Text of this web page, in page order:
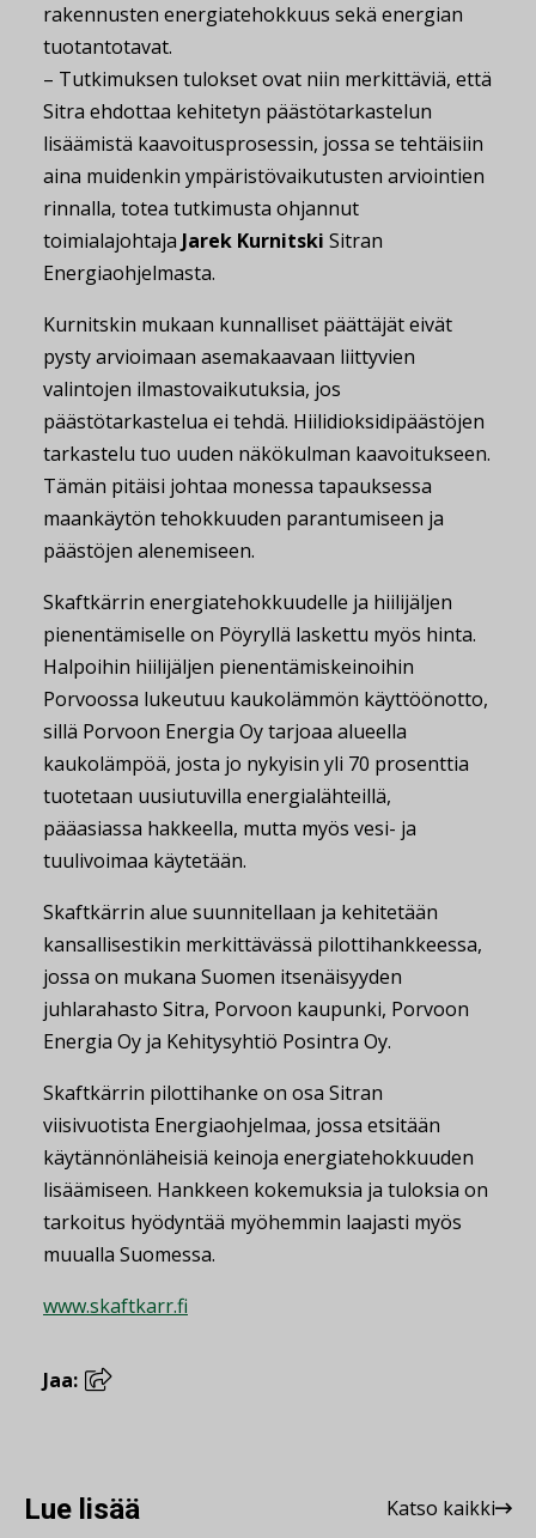
rakennusten energiatehokkuus sekä energian
tuotantotavat.
– Tutkimuksen tulokset ovat niin merkittäviä, että
Sitra ehdottaa kehitetyn päästötarkastelun
lisäämistä kaavoitusprosessin, jossa se tehtäisiin
aina muidenkin ympäristövaikutusten arviointien
rinnalla, totea tutkimusta ohjannut
toimialajohtaja Jarek Kurnitski Sitran
Energiaohjelmasta.
Kurnitskin mukaan kunnalliset päättäjät eivät
pysty arvioimaan asemakaavaan liittyvien
valintojen ilmastovaikutuksia, jos
päästötarkastelua ei tehdä. Hiilidioksidipäästöjen
tarkastelu tuo uuden näkökulman kaavoitukseen.
Tämän pitäisi johtaa monessa tapauksessa
maankäytön tehokkuuden parantumiseen ja
päästöjen alenemiseen.
Skaftkärrin energiatehokkuudelle ja hiilijäljen
pienentämiselle on Pöyryllä laskettu myös hinta.
Halpoihin hiilijäljen pienentämiskeinoihin
Porvoossa lukeutuu kaukolämmön käyttöönotto,
sillä Porvoon Energia Oy tarjoaa alueella
kaukolämpöä, josta jo nykyisin yli 70 prosenttia
tuotetaan uusiutuvilla energialähteillä,
pääasiassa hakkeella, mutta myös vesi- ja
tuulivoimaa käytetään.
Skaftkärrin alue suunnitellaan ja kehitetään
kansallisestikin merkittävässä pilottihankkeessa,
jossa on mukana Suomen itsenäisyyden
juhlarahasto Sitra, Porvoon kaupunki, Porvoon
Energia Oy ja Kehitysyhtiö Posintra Oy.
Skaftkärrin pilottihanke on osa Sitran
viisivuotista Energiaohjelmaa, jossa etsitään
käytännönläheisiä keinoja energiatehokkuuden
lisäämiseen. Hankkeen kokemuksia ja tuloksia on
tarkoitus hyödyntää myöhemmin laajasti myös
muualla Suomessa.
www.skaftkarr.fi
Jaa:
Lue lisää Katso kaikki